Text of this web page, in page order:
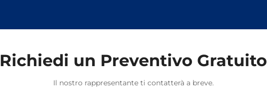
Richiedi un Preventivo Gratuito
Il nostro rappresentante ti contatterà a breve.